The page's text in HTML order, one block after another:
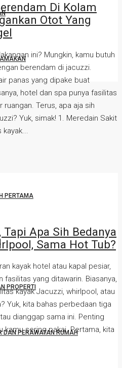
PERTAMA
PROPERTI
DAN PERAWATAN RUMAH
Di Kolam
Otot Yang
ini? Mungkin, kamu butuh
berendam di jacuzzi.
panas yang dipake buat
hotel dan spa punya fasilitas
Terus, apa aja sih
Yuk, simak! 1. Meredain Sakit
kayak...
Apa Sih Bedanya
Sama Hot Tub?
kayak hotel atau kapal pesiar,
yang ditawarin. Biasanya,
kayak Jacuzzi, whirlpool, atau
Yuk, kita bahas perbedaan tiga
dianggap sama ini. Penting
kamu sering pakai. Pertama, kita